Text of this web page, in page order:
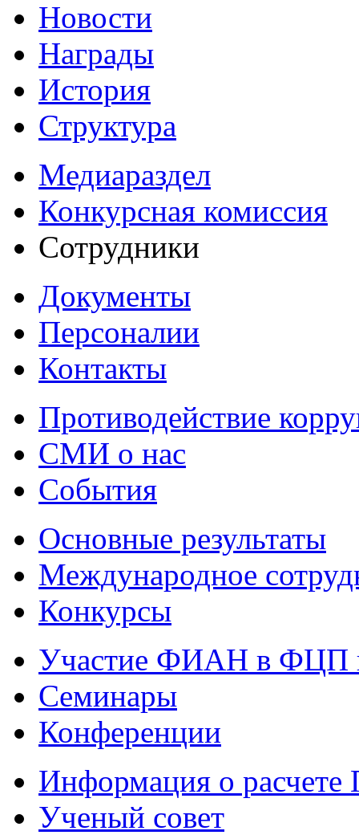
Новости
Награды
История
Структура
Медиараздел
Конкурсная комиссия
Сотрудники
Документы
Персоналии
Контакты
Противодействие
СМИ о нас
События
Основные результаты
Международное
Конкурсы
Участие ФИАН в ФЦП
Семинары
Конференции
Информация о
Ученый совет